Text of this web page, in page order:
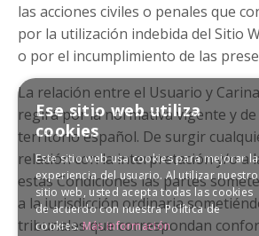
las acciones civiles o penales que
por la utilización indebida del Sitio
o por el incumplimiento de las
La relación entre el Usuario y
regirá por la normativa vigente y de
territorio español. De surgir
relación con la interpretación y/o a
estas Condiciones las partes
a la jurisdicción ordinaria
tribunales que correspondan
Ese sitio web utiliza
cookies
Este sitio web usa cookies para mejorar la
experiencia del usuario. Al utilizar nuestro
sitio web, usted acepta todas las cookies
de acuerdo con nuestra Política de
cookies.Más información